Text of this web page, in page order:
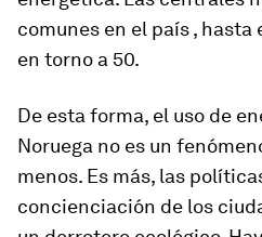
comunes en el país ,
en torno a 50.
De esta forma, el uso de
Noruega no es un
menos. Es más, las
concienciación de los